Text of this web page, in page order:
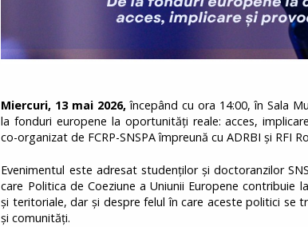
Miercuri, 13 mai 2026, începând cu ora 14:00, în Sala
la fonduri europene la oportunități reale: acces,
co-organizat de FCRP-SNSPA împreună cu ADRBI și RFI
Evenimentul este adresat studenților și doctoranzilor
care Politica de Coeziune a Uniunii Europene contribuie
și teritoriale, dar și despre felul în care aceste politici se
și comunități.